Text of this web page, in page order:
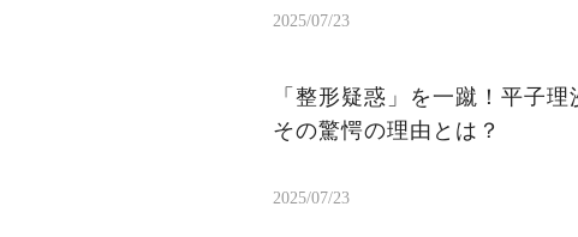
2025/07/23
「整形疑惑」を一蹴！平子
その驚愕の理由とは？
2025/07/23